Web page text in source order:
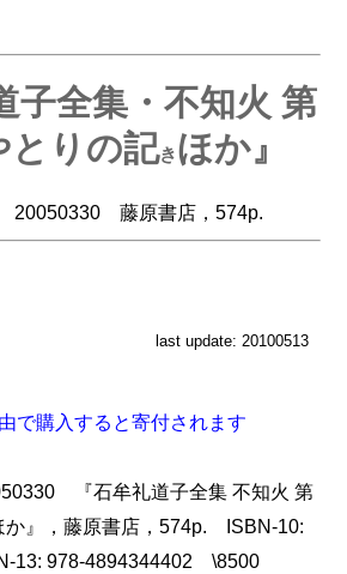
子全集・不知火 第
とりの記きほか』
20050330 藤原書店，574p.
last update: 20100513
で購入すると寄付されます
『石牟礼道子全集 不知火 第
か』，藤原書店，574p. ISBN-10:
13: 978-4894344402 \8500